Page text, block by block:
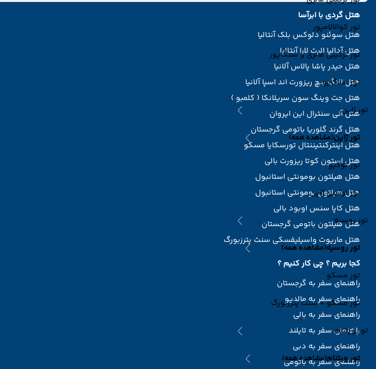
تور کوالالامپور
تور ترکیبی مالزی و سنگاپور
تور سنگاپور
تور ژاپن
تور ژاپن(مشاهده همه)
تور توکیو
تور ترکیبی ژاپن
تور روسیه
تور روسیه(مشاهده همه)
تور مسکو
تور مسکو + سنت پترزبورگ
تور ویتنام
تور ویتنام(مشاهده همه)
هتل گردی با ابرآسا
هتل سوئنو دلوکس بلک آنتالیا
هتل آدالیا الیت لارا آنتالیا
هتل حیدر پاشا پالاس آلانیا
هتل لانگ بیچ ریزورت اند اسپا آلانیا
هتل جت وینگ سون سریلانکا ( کلمبو )
هتل آنی سنترال این ایروان
هتل گرند گلوریا باتومی گرجستان
هتل اینترکنتیننتال تورسکایا مسکو
هتل استون کوتا ریزورت بالی
هتل هیلتون بومونتی استانبول
هتل هیلتون بومونتی استانبول
هتل کاپا سنس اوبود بالی
هتل هیلتون باتومی گرجستان
هتل ماریوت واسیلیفسکی سنت پترزبورگ
کجا بریم ؟ چی کار کنیم ؟
راهنمای سفر به گرجستان
راهنمای سفر به مالدیو
راهنمای سفر به بالی
راهنمای سفر به تایلند
راهنمای سفر به دبی
راهنمای سفر به باتومی